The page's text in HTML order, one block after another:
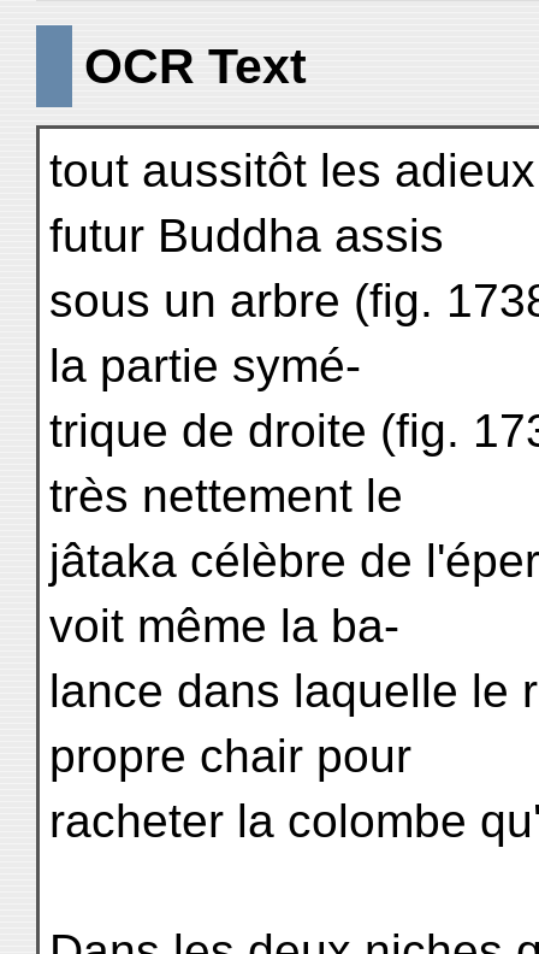
OCR Text
tout aussitôt les
futur Buddha assis
sous un arbre (fig.
la partie symé-
trique de droite (fig.
très nettement le
jâtaka célèbre de
voit même la ba-
lance dans laquelle le
propre chair pour
racheter la colombe